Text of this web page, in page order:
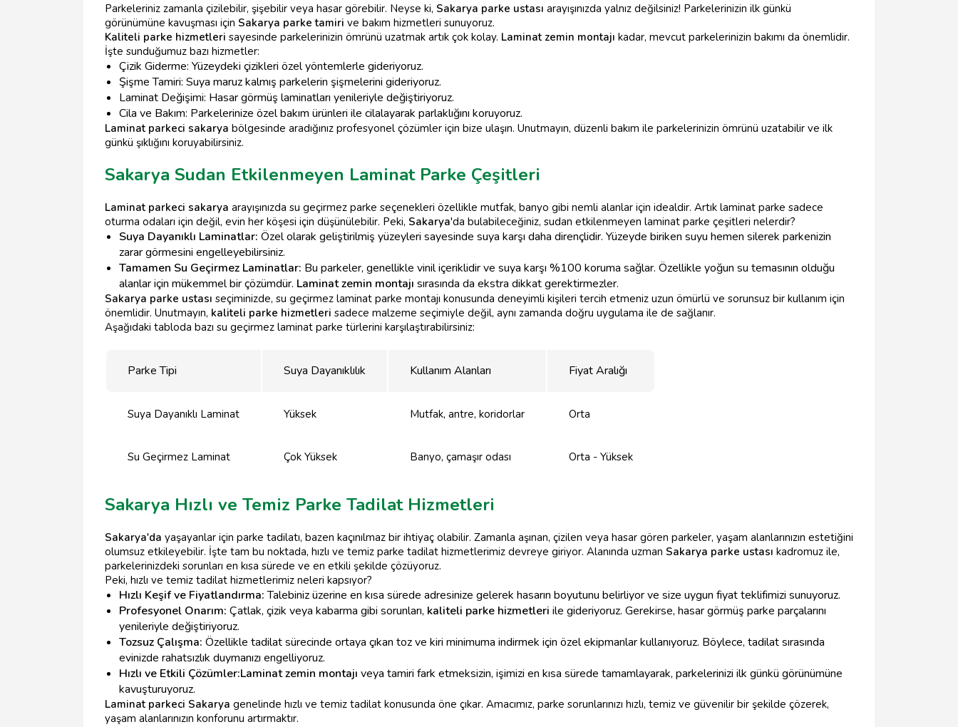
Parkeleriniz zamanla çizilebilir, şişebilir veya hasar görebilir. Neyse ki, Sakarya parke ustası arayışınızda yalnız değilsiniz! Parkelerinizin ilk günkü
görünümüne kavuşması için Sakarya parke tamiri ve bakım hizmetleri sunuyoruz.
Kaliteli parke hizmetleri sayesinde parkelerinizin ömrünü uzatmak artık çok kolay. Laminat zemin montajı kadar, mevcut parkelerinizin bakımı da önemlidir.
İşte sunduğumuz bazı hizmetler:
Çizik Giderme: Yüzeydeki çizikleri özel yöntemlerle gideriyoruz.
Şişme Tamiri: Suya maruz kalmış parkelerin şişmelerini gideriyoruz.
Laminat Değişimi: Hasar görmüş laminatları yenileriyle değiştiriyoruz.
Cila ve Bakım: Parkelerinize özel bakım ürünleri ile cilalayarak parlaklığını koruyoruz.
Laminat parkeci sakarya bölgesinde aradığınız profesyonel çözümler için bize ulaşın. Unutmayın, düzenli bakım ile parkelerinizin ömrünü uzatabilir ve ilk
günkü şıklığını koruyabilirsiniz.
Sakarya Sudan Etkilenmeyen Laminat Parke Çeşitleri
Laminat parkeci sakarya arayışınızda su geçirmez parke seçenekleri özellikle mutfak, banyo gibi nemli alanlar için idealdir. Artık laminat parke sadece
oturma odaları için değil, evin her köşesi için düşünülebilir. Peki, Sakarya'da bulabileceğiniz, sudan etkilenmeyen laminat parke çeşitleri nelerdir?
Suya Dayanıklı Laminatlar: Özel olarak geliştirilmiş yüzeyleri sayesinde suya karşı daha dirençlidir. Yüzeyde biriken suyu hemen silerek parkenizin
zarar görmesini engelleyebilirsiniz.
Tamamen Su Geçirmez Laminatlar: Bu parkeler, genellikle vinil içeriklidir ve suya karşı %100 koruma sağlar. Özellikle yoğun su temasının olduğu
alanlar için mükemmel bir çözümdür. Laminat zemin montajı sırasında da ekstra dikkat gerektirmezler.
Sakarya parke ustası seçiminizde, su geçirmez laminat parke montajı konusunda deneyimli kişileri tercih etmeniz uzun ömürlü ve sorunsuz bir kullanım için
önemlidir. Unutmayın, kaliteli parke hizmetleri sadece malzeme seçimiyle değil, aynı zamanda doğru uygulama ile de sağlanır.
Aşağıdaki tabloda bazı su geçirmez laminat parke türlerini karşılaştırabilirsiniz:
Parke Tipi Suya Dayanıklılık Kullanım Alanları Fiyat Aralığı
Suya Dayanıklı Laminat Yüksek Mutfak, antre, koridorlar Orta
Su Geçirmez Laminat Çok Yüksek Banyo, çamaşır odası Orta - Yüksek
Sakarya Hızlı ve Temiz Parke Tadilat Hizmetleri
Sakarya'da yaşayanlar için parke tadilatı, bazen kaçınılmaz bir ihtiyaç olabilir. Zamanla aşınan, çizilen veya hasar gören parkeler, yaşam alanlarınızın estetiğini
olumsuz etkileyebilir. İşte tam bu noktada, hızlı ve temiz parke tadilat hizmetlerimiz devreye giriyor. Alanında uzman Sakarya parke ustası kadromuz ile,
parkelerinizdeki sorunları en kısa sürede ve en etkili şekilde çözüyoruz.
Peki, hızlı ve temiz tadilat hizmetlerimiz neleri kapsıyor?
Hızlı Keşif ve Fiyatlandırma:Talebiniz üzerine en kısa sürede adresinize gelerek hasarın boyutunu belirliyor ve size uygun fiyat teklifimizi sunuyoruz.
Profesyonel Onarım: Çatlak, çizik veya kabarma gibi sorunları, kaliteli parke hizmetleri ile gideriyoruz. Gerekirse, hasar görmüş parke parçalarını
yenileriyle değiştiriyoruz.
Tozsuz Çalışma: Özellikle tadilat sürecinde ortaya çıkan toz ve kiri minimuma indirmek için özel ekipmanlar kullanıyoruz. Böylece, tadilat sırasında
evinizde rahatsızlık duymanızı engelliyoruz.
Hızlı ve Etkili Çözümler:Laminat zemin montajı veya tamiri fark etmeksizin, işimizi en kısa sürede tamamlayarak, parkelerinizi ilk günkü görünümüne
kavuşturuyoruz.
Laminat parkeci Sakarya genelinde hızlı ve temiz tadilat konusunda öne çıkar. Amacımız, parke sorunlarınızı hızlı, temiz ve güvenilir bir şekilde çözerek,
yaşam alanlarınızın konforunu artırmaktır.